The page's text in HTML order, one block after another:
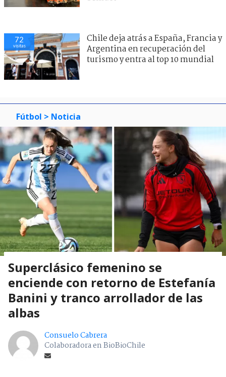
72
visitas
Chile deja atrás a España, Francia y
Argentina en recuperación del
turismo y entra al top 10 mundial
Fútbol > Noticia
Superclásico femenino se
enciende con retorno de Estefanía
Banini y tranco arrollador de las
albas
Consuelo Cabrera
Colaboradora en BioBioChile